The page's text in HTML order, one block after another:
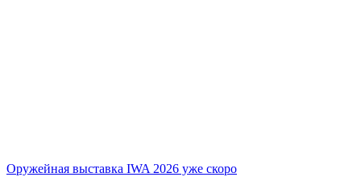
Оружейная выставка IWA 2026 уже скоро